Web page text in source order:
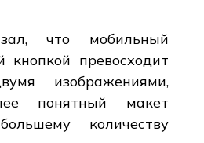
что мобильный
кнопкой превосходит
изображениями,
понятный макет
количеству